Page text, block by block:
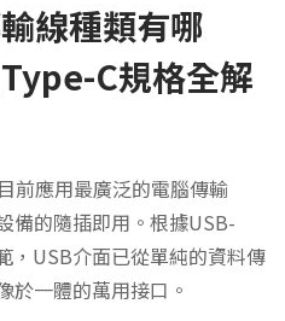
線種類有哪
C規格全解
前應用最廣泛的電腦傳輸
備的隨插即用。根據USB-
，USB介面已從單純的資料傳
於一體的萬用接口。